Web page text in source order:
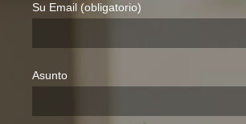
Su Email (obligatorio)
Asunto